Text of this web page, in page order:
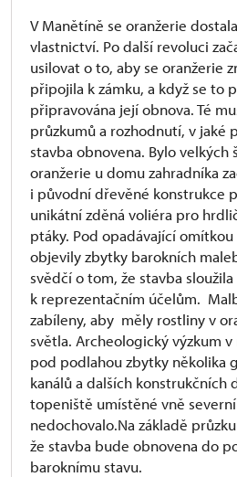
V Manětíně se oranžerie
vlastnictví. Po další revoluci
usilovat o to, aby se oranžerie
připojila k zámku, a když se to
připravována její obnova. Té
průzkumů a rozhodnutí, v jaké
stavba obnovena. Bylo velkých
oranžerie u domu zahradníka
i původní dřevěné konstrukce
unikátní zděná voliéra pro
ptáky. Pod opadávající omítkou
objevily zbytky barokních
svědčí o tom, že stavba
k reprezentačním účelům.
zabíleny, aby měly rostliny v
světla. Archeologický výzkum
pod podlahou zbytky několika
kanálů a dalších konstrukčních
topeniště umístěné vně
nedochovalo.Na základě
že stavba bude obnovena do
baroknímu stavu.